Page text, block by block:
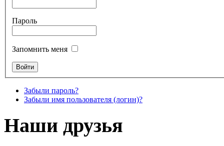
Пароль
Запомнить меня
Забыли пароль?
Забыли имя пользователя (логин)?
Наши друзья